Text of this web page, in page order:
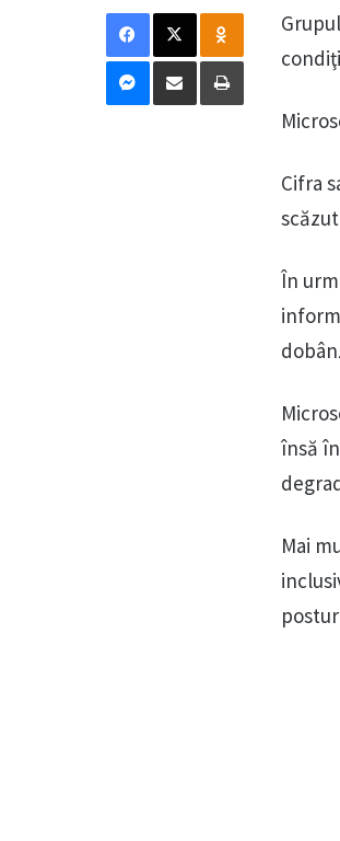
Cifra
În
însă
Mai
Facebook
X Odnoklassniki
Messenger
Distribuie prin mail Tipărește